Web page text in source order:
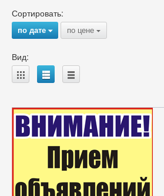
Сортировать:
по дате{ по цене {
Вид:
A B C